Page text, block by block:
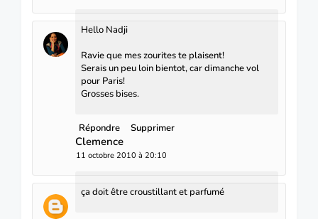
Hello Nadji
Ravie que mes zourites te plaisent!
Serais un peu loin bientot, car dimanche vol
pour Paris!
Grosses bises.
Répondre Supprimer
Clemence
11 octobre 2010 à 20:10
ça doit être croustillant et parfumé